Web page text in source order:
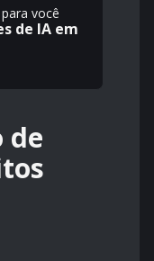
você
de IA em
de